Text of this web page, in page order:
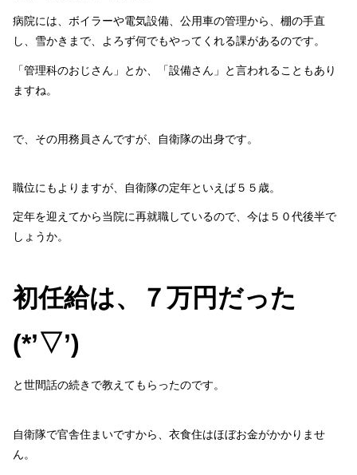
病院には、ボイラーや電気設備、公用車の管理から、棚の手直
し、雪かきまで、よろず何でもやってくれる課があるのです。
「管理科のおじさん」とか、「設備さん」と言われることもあり
ますね。
で、その用務員さんですが、自衛隊の出身です。
職位にもよりますが、自衛隊の定年といえば５５歳。
定年を迎えてから当院に再就職しているので、今は５０代後半で
しょうか。
初任給は、７万円だった
(*’▽’)
と世間話の続きで教えてもらったのです。
自衛隊で官舎住まいですから、衣食住はほぼお金がかかりませ
ん。